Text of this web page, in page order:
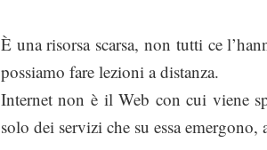
È una risorsa scarsa, non tutti ce
possiamo fare lezioni a distanza.
Internet non è il Web con cui viene
solo dei servizi che su essa